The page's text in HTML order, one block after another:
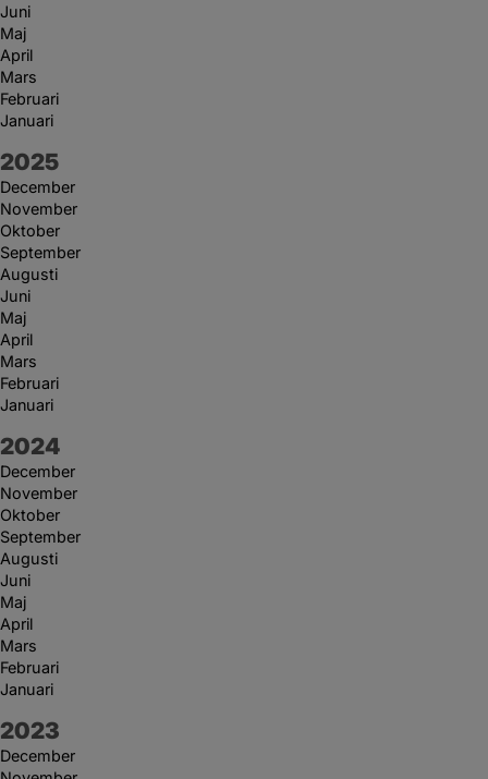
Juni
Maj
April
Mars
Februari
Januari
År:
2025
December
November
Oktober
September
Augusti
Juni
Maj
April
Mars
Februari
Januari
År:
2024
December
November
Oktober
September
Augusti
Juni
Maj
April
Mars
Februari
Januari
År:
2023
December